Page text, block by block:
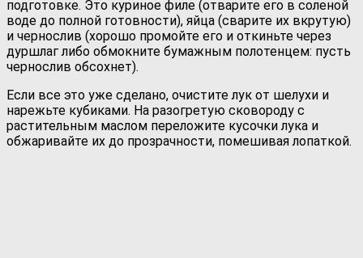
подготовке. Это куриное филе (отварите его в соленой
воде до полной готовности), яйца (сварите их вкрутую)
и чернослив (хорошо промойте его и откиньте через
дуршлаг либо обмокните бумажным полотенцем: пусть
чернослив обсохнет).
Если все это уже сделано, очистите лук от шелухи и
нарежьте кубиками. На разогретую сковороду с
растительным маслом переложите кусочки лука и
обжаривайте их до прозрачности, помешивая лопаткой.